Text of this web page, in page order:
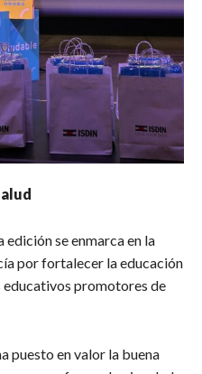
se enmarca en la
por fortalecer la educación
educativos promotores de
puesto en valor la buena